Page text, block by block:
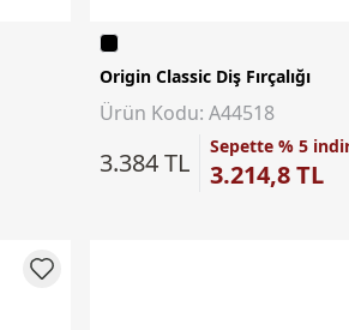
Origin Classic Diş Fırçalığı
Ürün Kodu: A44518
3.384 TL
Sepette % 5
3.214,8 TL